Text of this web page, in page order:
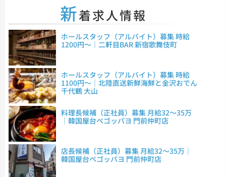
新着求人情報
ホールスタッフ（アルバイト）募集 時給
1200円～｜二軒目BAR 新宿歌舞伎町
ホールスタッフ（アルバイト）募集 時給
1100円～｜北陸直送新鮮海鮮と金沢おでん
千代鶴 大山
料理長候補（正社員）募集 月給32～35万
｜韓国屋台ペゴッパヨ 門前仲町店
店長候補（正社員）募集 月給32～35万｜
韓国屋台ペゴッパヨ 門前仲町店